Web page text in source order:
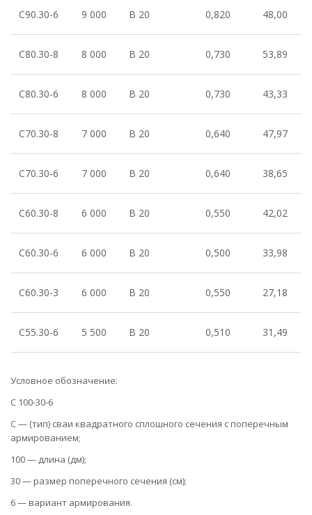
С90.30-6 9 000 В 20 0,820 48,00
С80.30-8 8 000 В 20 0,730 53,89
С80.30-6 8 000 В 20 0,730 43,33
С70.30-8 7 000 В 20 0,640 47,97
С70.30-6 7 000 В 20 0,640 38,65
С60.30-8 6 000 В 20 0,550 42,02
С60.30-6 6 000 В 20 0,500 33,98
С60.30-3 6 000 В 20 0,550 27,18
С55.30-6 5 500 В 20 0,510 31,49
Условное обозначение:
С 100-30-6
С — (тип) сваи квадратного сплошного сечения с поперечным
армированием;
100 — длина (дм);
30 — размер поперечного сечения (см);
6 — вариант армирования.